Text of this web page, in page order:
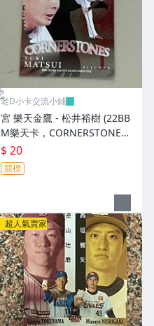
老D小卡交流小鋪
宮 樂天金鷹 - 松井裕樹 (22BB
M樂天卡，CORNERSTONES
特卡，NO.CS1)
$ 20
競標
超人氣賣家